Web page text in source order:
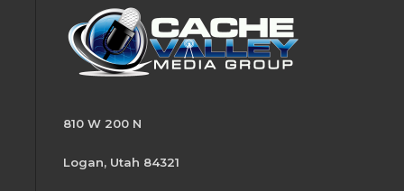
810 W 200 N
Logan, Utah 84321